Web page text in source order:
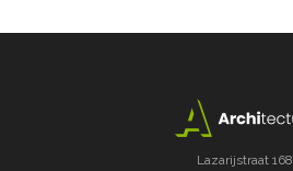
Lazarijstraat 168